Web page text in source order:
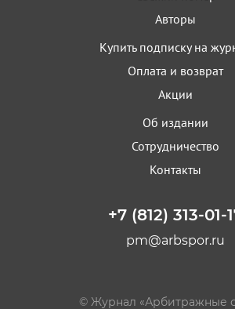
Авторы
Купить подписку на
Оплата и возврат
Акции
Об издании
Сотрудничество
Контакты
+7 (812) 313-01-
pm@arbspor.ru
© Журнал «Арбитражные